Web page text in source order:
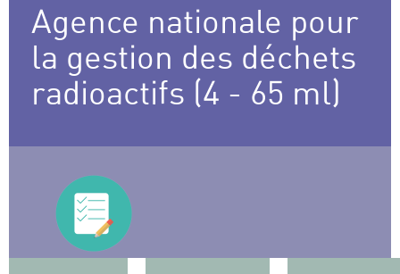
Agence nationale pour
la gestion des déchets
radioactifs (4 - 65 ml)